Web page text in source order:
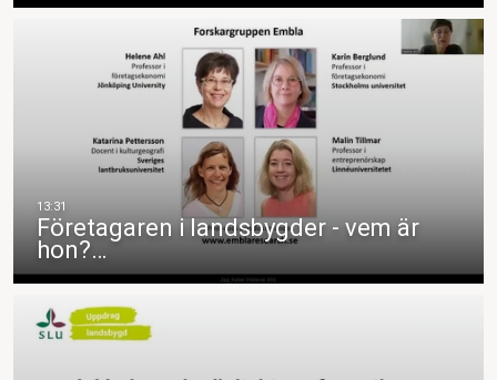
Företagaren i landsbygder - vem är
hon?…